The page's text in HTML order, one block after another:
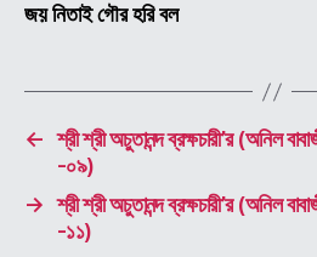
জয় নিতাই গৌর হরি বল
← শ্রী শ্রী অচুতানন্দ ব্রক্ষচারী’র (অনিল
-০৯)
→ শ্রী শ্রী অচুতানন্দ ব্রক্ষচারী’র (অনিল
-১১)